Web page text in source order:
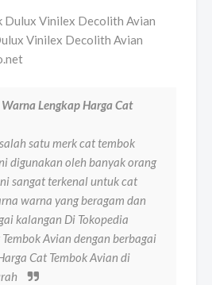
Vinilex Decolith Avian
Lengkap Harga Cat
satu merk cat tembok
digunakan oleh banyak orang
sangat terkenal untuk cat
warna yang beragam dan
kalangan Di Tokopedia
Avian dengan berbagai
Cat Tembok Avian di